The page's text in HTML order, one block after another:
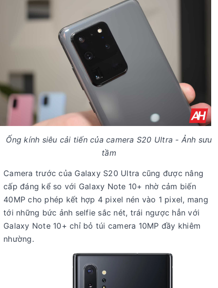
Ống kính siêu cải tiến của camera S20 Ultra - Ảnh sưu
tầm
Camera trước của Galaxy S20 Ultra cũng được nâng
cấp đáng kể so với Galaxy Note 10+ nhờ cảm biến
40MP cho phép kết hợp 4 pixel nén vào 1 pixel, mang
tới những bức ảnh selfie sắc nét, trái ngược hẳn với
Galaxy Note 10+ chỉ bỏ túi camera 10MP đầy khiêm
nhường.